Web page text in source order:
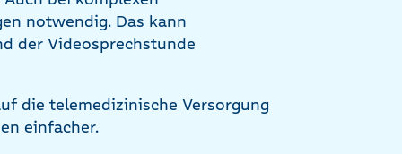
notwendig. Das kann
der Videosprechstunde
die telemedizinische Versorgung
einfacher.